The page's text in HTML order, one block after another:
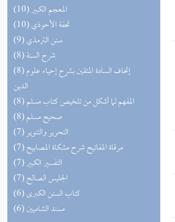
(10) المعجم الكبير
(10) تحفة الأحوذي
(9) سنن الترمذي
(8) شرح السنة
(8) إتحاف السادة المتقين بشرح إحياء علوم
الدين
(8) المفهم لما أشكل من تلخيص كتاب مسلم
(8) صحيح مسلم
(7) التحرير والتنوير
(7) مرقاة المفاتيح شرح مشكاة المصابيح
(7) التفسير الكبير
(7) الجليس الصالح
(6) كتاب السنن الكبرى
(6) مسند الشاميين